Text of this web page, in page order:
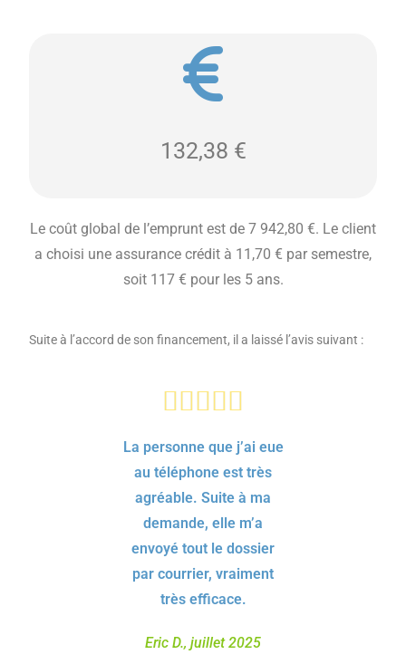
132,38 €
Le coût global de l’emprunt est de 7 942,80 €. Le client
a choisi une assurance crédit à 11,70 € par semestre,
soit 117 € pour les 5 ans.
Suite à l’accord de son financement, il a laissé l’avis suivant :
La personne que j’ai eue
au téléphone est très
agréable. Suite à ma
demande, elle m’a
envoyé tout le dossier
par courrier, vraiment
très efficace.
Eric D., juillet 2025